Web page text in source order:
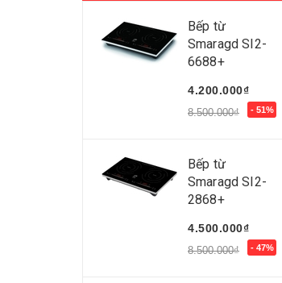
Bếp từ
Smaragd SI2-
6688+
4.200.000₫
8.500.000₫ - 51%
Bếp từ
Smaragd SI2-
2868+
4.500.000₫
8.500.000₫ - 47%